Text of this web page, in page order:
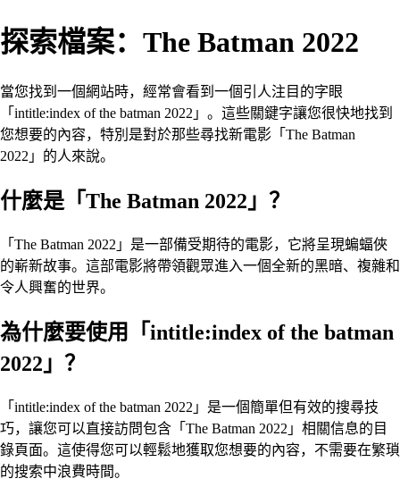
探索檔案：The Batman 2022
當您找到一個網站時，經常會看到一個引人注目的字眼
「intitle:index of the batman 2022」。這些關鍵字讓您很快地找到
您想要的內容，特別是對於那些尋找新電影「The Batman
2022」的人來說。
什麼是「The Batman 2022」？
「The Batman 2022」是一部備受期待的電影，它將呈現蝙蝠俠
的嶄新故事。這部電影將帶領觀眾進入一個全新的黑暗、複雜和
令人興奮的世界。
為什麼要使用「intitle:index of the batman
2022」？
「intitle:index of the batman 2022」是一個簡單但有效的搜尋技
巧，讓您可以直接訪問包含「The Batman 2022」相關信息的目
錄頁面。這使得您可以輕鬆地獲取您想要的內容，不需要在繁瑣
的搜索中浪費時間。